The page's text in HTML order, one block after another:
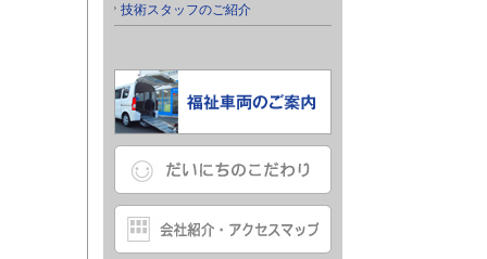
技術スタッフのご紹介